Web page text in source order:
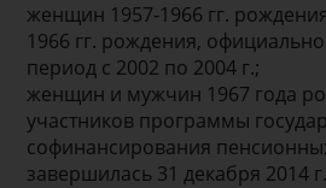
женщин 1957-1966 гг.
1966 гг. рождения,
период с 2002 по 2004 г.;
женщин и мужчин 1967 года
участников программы
софинансирования
завершилась 31 декабря 2014